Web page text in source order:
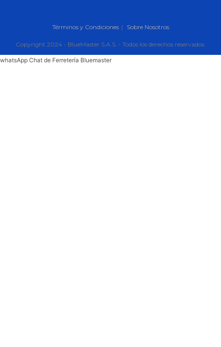
Términos y Condiciones Sobre Nosotros
Copyright 2024 - BlueMaster S.A.S. - Todos los derechos reservados.
whatsApp Chat de Ferretería Bluemaster